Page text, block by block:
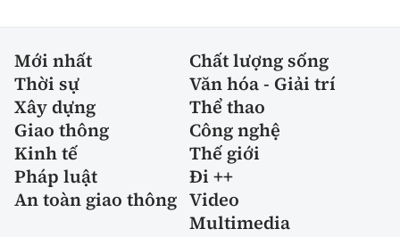
Mới nhất
Chất lượng sống
Thời sự
Văn hóa - Giải trí
Xây dựng
Thể thao
Giao thông
Công nghệ
Kinh tế
Thế giới
Pháp luật
Đi ++
An toàn giao thông Video
Multimedia